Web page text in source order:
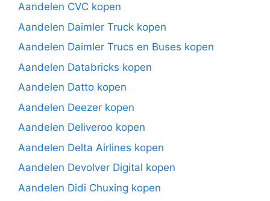
Aandelen CVC kopen
Aandelen Daimler Truck kopen
Aandelen Daimler Trucs en Buses kopen
Aandelen Databricks kopen
Aandelen Datto kopen
Aandelen Deezer kopen
Aandelen Deliveroo kopen
Aandelen Delta Airlines kopen
Aandelen Devolver Digital kopen
Aandelen Didi Chuxing kopen